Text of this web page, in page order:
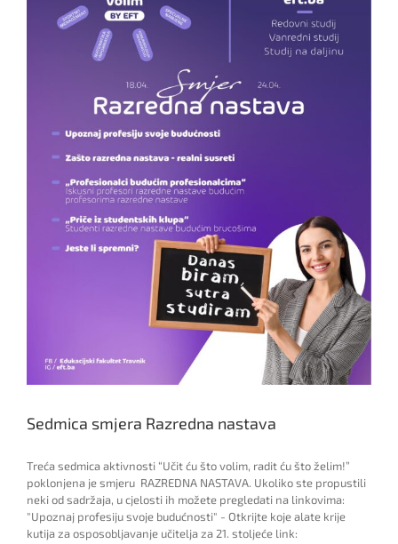
Sedmica smjera Razredna nastava
Treća sedmica aktivnosti “Učit ću što volim, radit ću što želim!”
poklonjena je smjeru RAZREDNA NASTAVA. Ukoliko ste propustili
neki od sadržaja, u cjelosti ih možete pregledati na linkovima:
"Upoznaj profesiju svoje budućnosti" - Otkrijte koje alate krije
kutija za osposobljavanje učitelja za 21. stoljeće link: